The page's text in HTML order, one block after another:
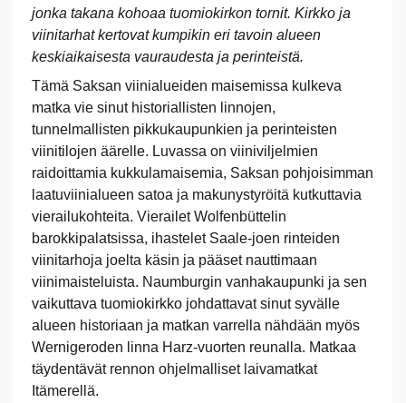
jonka takana kohoaa tuomiokirkon tornit. Kirkko ja
viinitarhat kertovat kumpikin eri tavoin alueen
keskiaikaisesta vauraudesta ja perinteistä.
Tämä Saksan viinialueiden maisemissa kulkeva
matka vie sinut historiallisten linnojen,
tunnelmallisten pikkukaupunkien ja perinteisten
viinitilojen äärelle. Luvassa on viiniviljelmien
raidoittamia kukkulamaisemia, Saksan pohjoisimman
laatuviinialueen satoa ja makunystyröitä kutkuttavia
vierailukohteita. Vierailet Wolfenbüttelin
barokkipalatsissa, ihastelet Saale-joen rinteiden
viinitarhoja joelta käsin ja pääset nauttimaan
viinimaisteluista. Naumburgin vanhakaupunki ja sen
vaikuttava tuomiokirkko johdattavat sinut syvälle
alueen historiaan ja matkan varrella nähdään myös
Wernigeroden linna Harz-vuorten reunalla. Matkaa
täydentävät rennon ohjelmalliset laivamatkat
Itämerellä.